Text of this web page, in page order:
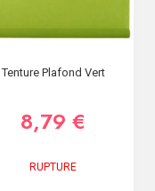
Tenture Plafond Vert
8,79 €
RUPTURE